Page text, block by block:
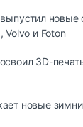
новые
Volvo и Foton
3D-
новые